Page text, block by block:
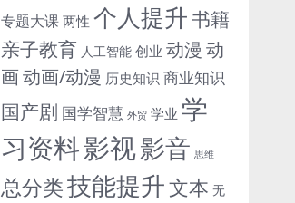
专题大课 两性 个人提升书籍
亲子教育 人工智能 创业 动漫 动
画动画/动漫 历史知识 商业知识
国产剧 国学智慧 外贸 学业 学
习资料影视影音 思维
总分类技能提升文本 无